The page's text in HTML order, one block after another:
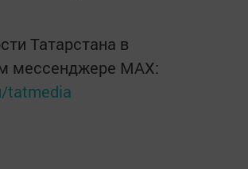
Татарстана в
мессенджере MАХ:
tatmedia